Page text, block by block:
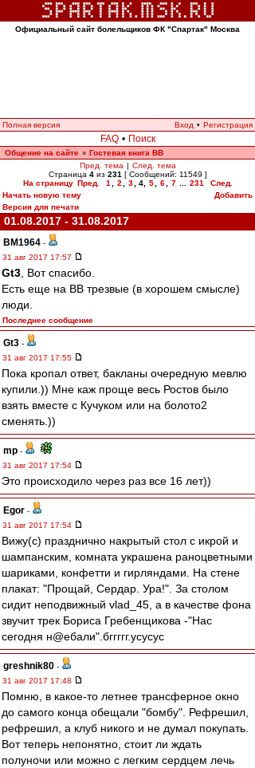
Официальный сайт болельщиков ФК "Спартак" Москва
Полная версия Вход • Регистрация
FAQ • Поиск
Общение на сайте » Гостевая книга ВВ
Пред. тема | След. тема
Страница 4из 231 [ Сообщений: 11549 ]
На страницу Пред. 1 2 3 4, 5 6 7 231
След.
Начать новую тему
Добавить
Версия для печати
01.08.2017 - 31.08.2017
BM1964 -
31 авг 2017 17:57
Gt3 , Вот спасибо.
Есть еще на ВВ трезвые (в хорошем смысле)
люди.
Последнее сообщение
Gt3 -
31 авг 2017 17:55
Пока кропал ответ, бакланы очередную мевлю
купили.)) Мне каж проще весь Ростов было
взять вместе с Кучуком или на болото2
сменять.))
mp -
31 авг 2017 17:54
Это происходило через раз все 16 лет))
Egor -
31 авг 2017 17:54
Вижу(с) празднично накрытый стол с икрой и
шампанским, комната украшена раноцветными
шариками, конфетти и гирляндами. На стене
плакат: "Прощай, Сердар. Ура!". За столом
сидит неподвижный vlad_45, а в качестве фона
звучит трек Бориса Гребенщикова -"Нас
сегодня н@ебали".бггггг.усусус
greshnik80 -
31 авг 2017 17:48
Помню, в какое-то летнее трансферное окно
до самого конца обещали "бомбу". Рефрешил,
рефрешил, а клуб никого и не думал покупать.
Вот теперь непонятно, стоит ли ждать
полуночи или можно с легким сердцем лечь